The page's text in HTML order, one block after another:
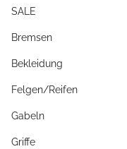
SALE
Bremsen
Bekleidung
Felgen/Reifen
Gabeln
Griffe